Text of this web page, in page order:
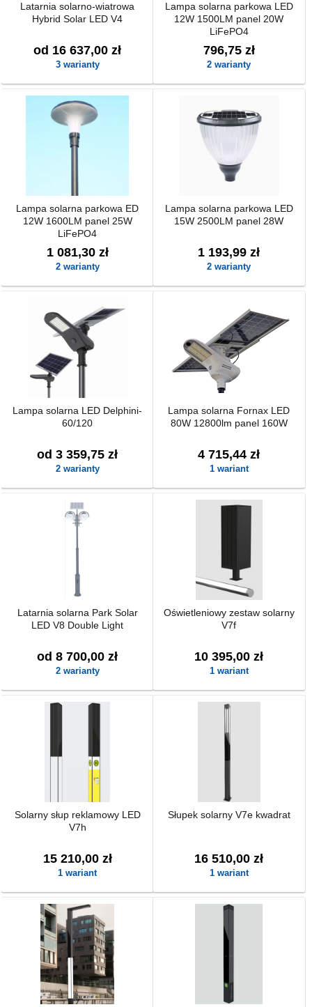
Latarnia solarno-wiatrowa
Hybrid Solar LED V4
od 16 637,00 zł
3 warianty
Lampa solarna parkowa LED
12W 1500LM panel 20W
LiFePO4
796,75 zł
2 warianty
Lampa solarna parkowa ED
12W 1600LM panel 25W
LiFePO4
1 081,30 zł
2 warianty
Lampa solarna parkowa LED
15W 2500LM panel 28W
1 193,99 zł
2 warianty
Lampa solarna LED Delphini-
60/120
od 3 359,75 zł
2 warianty
Lampa solarna Fornax LED
80W 12800lm panel 160W
4 715,44 zł
1 wariant
Latarnia solarna Park Solar
LED V8 Double Light
od 8 700,00 zł
2 warianty
Oświetleniowy zestaw solarny
V7f
10 395,00 zł
1 wariant
Solarny słup reklamowy LED
V7h
15 210,00 zł
1 wariant
Słupek solarny V7e kwadrat
16 510,00 zł
1 wariant